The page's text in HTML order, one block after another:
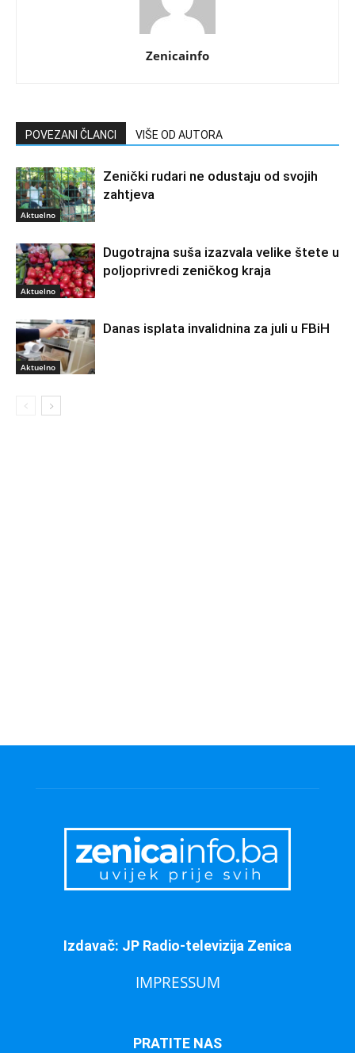
Zenicainfo
POVEZANI ČLANCI VIŠE OD AUTORA
Aktuelno
Zenički rudari ne odustaju od svojih
zahtjeva
Aktuelno
Dugotrajna suša izazvala velike štete u
poljoprivredi zeničkog kraja
Aktuelno
Danas isplata invalidnina za juli u FBiH
Izdavač: JP Radio-televizija Zenica
IMPRESSUM
PRATITE NAS